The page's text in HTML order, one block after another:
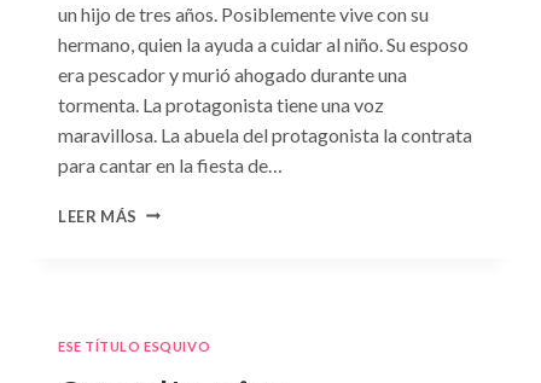
un hijo de tres años. Posiblemente vive con su
hermano, quien la ayuda a cuidar al niño. Su esposo
era pescador y murió ahogado durante una
tormenta. La protagonista tiene una voz
maravillosa. La abuela del protagonista la contrata
para cantar en la fiesta de…
LEER MÁS CONSULTA
DE
EMMA
ESE TÍTULO ESQUIVO